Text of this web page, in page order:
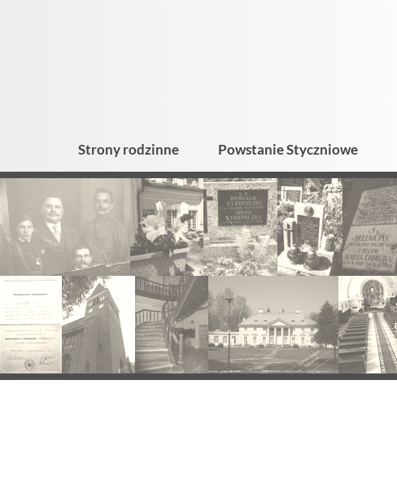
Strony rodzinne Powstanie Styczniowe